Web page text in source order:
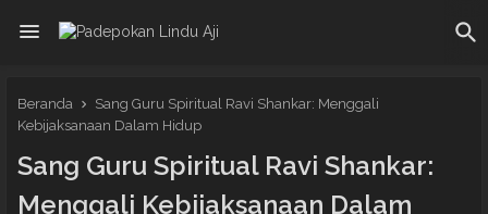
Beranda
Sang Guru Spiritual Ravi Shankar: Menggali
Kebijaksanaan Dalam Hidup
Sang Guru Spiritual Ravi Shankar:
Menggali Kebijaksanaan Dalam